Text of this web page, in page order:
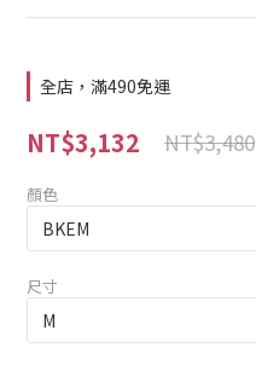
全店，滿490免運
NT$3,132 NT$3,480
顏色
尺寸